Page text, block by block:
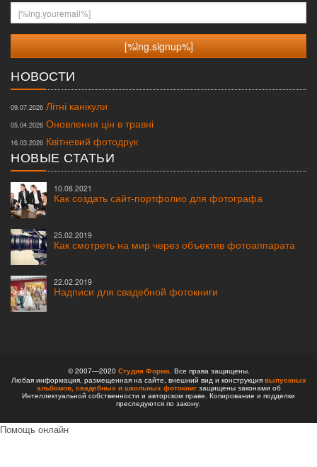
[%lng.youremail%]
НОВОСТИ
09.07.2026 Літні канікули
05.04.2026 Оновлення цін в травні
16.03.2026 Квітневий фотодрук
НОВЫЕ СТАТЬИ
10.08.2021
Как создать сайт-портфолио для фотографа
25.02.2019
Как смотреть на мир через объектив фотоаппарата
22.02.2019
Надписи для свадебной фотокниги
© 2007—2020 Студия Форма. Все права защищены.
Любая информация, размещенная на сайте, внешний вид и конструкция выпускных
альбомов, свадебных и школьных фотокнигзащищены законами об
Интеллектуальной собственности и авторском праве. Копирование и подделки
преследуются по закону.
Помощь онлайн